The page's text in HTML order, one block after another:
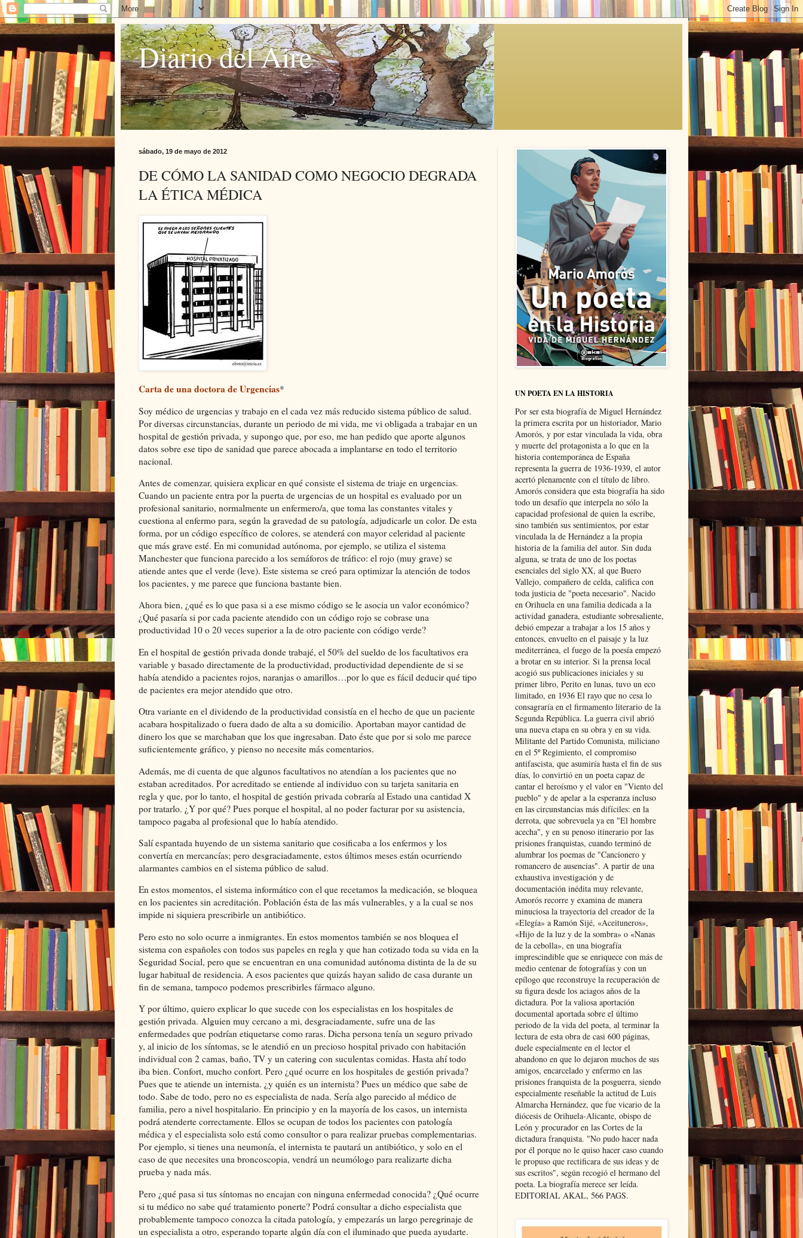
Diario del Aire
sábado, 19 de mayo de 2012
DE CÓMO LA SANIDAD COMO NEGOCIO DEGRADA
LA ÉTICA MÉDICA
Carta de una doctora de Urgencias*
Soy médico de urgencias y trabajo en el cada vez más reducido sistema público de salud.
Por diversas circunstancias, durante un periodo de mi vida, me vi obligada a trabajar en un
hospital de gestión privada, y supongo que, por eso, me han pedido que aporte algunos
datos sobre ese tipo de sanidad que parece abocada a implantarse en todo el territorio
nacional.
Antes de comenzar, quisiera explicar en qué consiste el sistema de triaje en urgencias.
Cuando un paciente entra por la puerta de urgencias de un hospital es evaluado por un
profesional sanitario, normalmente un enfermero/a, que toma las constantes vitales y
cuestiona al enfermo para, según la gravedad de su patología, adjudicarle un color. De esta
forma, por un código específico de colores, se atenderá con mayor celeridad al paciente
que más grave esté. En mi comunidad autónoma, por ejemplo, se utiliza el sistema
Manchester que funciona parecido a los semáforos de tráfico: el rojo (muy grave) se
atiende antes que el verde (leve). Este sistema se creó para optimizar la atención de todos
los pacientes, y me parece que funciona bastante bien.
Ahora bien, ¿qué es lo que pasa si a ese mismo código se le asocia un valor económico?
¿Qué pasaría si por cada paciente atendido con un código rojo se cobrase una
productividad 10 o 20 veces superior a la de otro paciente con código verde?
En el hospital de gestión privada donde trabajé, el 50% del sueldo de los facultativos era
variable y basado directamente de la productividad, productividad dependiente de si se
había atendido a pacientes rojos, naranjas o amarillos…por lo que es fácil deducir qué tipo
de pacientes era mejor atendido que otro.
Otra variante en el dividendo de la productividad consistía en el hecho de que un paciente
acabara hospitalizado o fuera dado de alta a su domicilio. Aportaban mayor cantidad de
dinero los que se marchaban que los que ingresaban. Dato éste que por si solo me parece
suficientemente gráfico, y pienso no necesite más comentarios.
Además, me di cuenta de que algunos facultativos no atendían a los pacientes que no
estaban acreditados. Por acreditado se entiende al individuo con su tarjeta sanitaria en
regla y que, por lo tanto, el hospital de gestión privada cobraría al Estado una cantidad X
por tratarlo. ¿Y por qué? Pues porque el hospital, al no poder facturar por su asistencia,
tampoco pagaba al profesional que lo había atendido.
Salí espantada huyendo de un sistema sanitario que cosificaba a los enfermos y los
convertía en mercancías; pero desgraciadamente, estos últimos meses están ocurriendo
alarmantes cambios en el sistema público de salud.
En estos momentos, el sistema informático con el que recetamos la medicación, se bloquea
en los pacientes sin acreditación. Población ésta de las más vulnerables, y a la cual se nos
impide ni siquiera prescribirle un antibiótico.
Pero esto no solo ocurre a inmigrantes. En estos momentos también se nos bloquea el
sistema con españoles con todos sus papeles en regla y que han cotizado toda su vida en la
Seguridad Social, pero que se encuentran en una comunidad autónoma distinta de la de su
lugar habitual de residencia. A esos pacientes que quizás hayan salido de casa durante un
fin de semana, tampoco podemos prescribirles fármaco alguno.
Y por último, quiero explicar lo que sucede con los especialistas en los hospitales de
gestión privada. Alguien muy cercano a mi, desgraciadamente, sufre una de las
enfermedades que podrían etiquetarse como raras. Dicha persona tenía un seguro privado
y, al inicio de los síntomas, se le atendió en un precioso hospital privado con habitación
individual con 2 camas, baño, TV y un catering con suculentas comidas. Hasta ahí todo
iba bien. Confort, mucho confort. Pero ¿qué ocurre en los hospitales de gestión privada?
Pues que te atiende un internista. ¿y quién es un internista? Pues un médico que sabe de
todo. Sabe de todo, pero no es especialista de nada. Sería algo parecido al médico de
familia, pero a nivel hospitalario. En principio y en la mayoría de los casos, un internista
podrá atenderte correctamente. Ellos se ocupan de todos los pacientes con patología
médica y el especialista solo está como consultor o para realizar pruebas complementarias.
Por ejemplo, si tienes una neumonía, el internista te pautará un antibiótico, y solo en el
caso de que necesites una broncoscopia, vendrá un neumólogo para realizarte dicha
prueba y nada más.
Pero ¿qué pasa si tus síntomas no encajan con ninguna enfermedad conocida? ¿Qué ocurre
si tu médico no sabe qué tratamiento ponerte? Podrá consultar a dicho especialista que
probablemente tampoco conozca la citada patología, y empezarás un largo peregrinaje de
un especialista a otro, esperando toparte algún día con el iluminado que pueda ayudarte.
UN POETA EN LA HISTORIA
Por ser esta biografía de Miguel Hernández
la primera escrita por un historiador, Mario
Amorós, y por estar vinculada la vida, obra
y muerte del protagonista a lo que en la
historia contemporánea de España
representa la guerra de 1936-1939, el autor
acertó plenamente con el título de libro.
Amorós considera que esta biografía ha sido
todo un desafío que interpela no sólo la
capacidad profesional de quien la escribe,
sino también sus sentimientos, por estar
vinculada la de Hernández a la propia
historia de la familia del autor. Sin duda
alguna, se trata de uno de los poetas
esenciales del siglo XX, al que Buero
Vallejo, compañero de celda, califica con
toda justicia de "poeta necesario". Nacido
en Orihuela en una familia dedicada a la
actividad ganadera, estudiante sobresaliente,
debió empezar a trabajar a los 15 años y
entonces, envuelto en el paisaje y la luz
mediterránea, el fuego de la poesía empezó
a brotar en su interior. Si la prensa local
acogió sus publicaciones iniciales y su
primer libro, Perito en lunas, tuvo un eco
limitado, en 1936 El rayo que no cesa lo
consagraría en el firmamento literario de la
Segunda República. La guerra civil abrió
una nueva etapa en su obra y en su vida.
Militante del Partido Comunista, miliciano
en el 5º Regimiento, el compromiso
antifascista, que asumiría hasta el fin de sus
días, lo convirtió en un poeta capaz de
cantar el heroísmo y el valor en "Viento del
pueblo" y de apelar a la esperanza incluso
en las circunstancias más difíciles: en la
derrota, que sobrevuela ya en "El hombre
acecha", y en su penoso itinerario por las
prisiones franquistas, cuando terminó de
alumbrar los poemas de "Cancionero y
romancero de ausencias". A partir de una
exhaustiva investigación y de
documentación inédita muy relevante,
Amorós recorre y examina de manera
minuciosa la trayectoria del creador de la
«Elegía» a Ramón Sijé, «Aceituneros»,
«Hijo de la luz y de la sombra» o «Nanas
de la cebolla», en una biografía
imprescindible que se enriquece con más de
medio centenar de fotografías y con un
epílogo que reconstruye la recuperación de
su figura desde los aciagos años de la
dictadura. Por la valiosa aportación
documental aportada sobre el último
periodo de la vida del poeta, al terminar la
lectura de esta obra de casi 600 páginas,
duele especialmente en el lector el
abandono en que lo dejaron muchos de sus
amigos, encarcelado y enfermo en las
prisiones franquista de la posguerra, siendo
especialmente reseñable la actitud de Luis
Almarcha Hernández, que fue vicario de la
diócesis de Orihuela-Alicante, obispo de
León y procurador en las Cortes de la
dictadura franquista. "No pudo hacer nada
por él porque no le quiso hacer caso cuando
le propuso que rectificara de sus ideas y de
sus escritos", según recogió el hermano del
poeta. La biografía merece ser leída.
EDITORIAL AKAL, 566 PAGS.